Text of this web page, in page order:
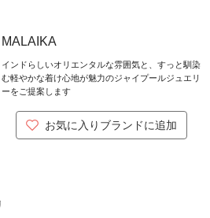
MALAIKA
インドらしいオリエンタルな雰囲気と、すっと馴染
む軽やかな着け心地が魅力のジャイプールジュエリ
ーをご提案します
お気に入りブランドに追加